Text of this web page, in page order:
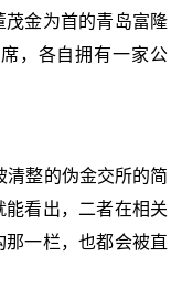
金为首的青岛富隆
，各自拥有一家公
清整的伪金交所的简
看出，二者在相关
一栏，也都会被直